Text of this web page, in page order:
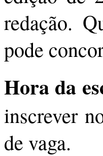
redação.
pode
Hora da
inscrever
de vaga.